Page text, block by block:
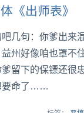
《出师表》
几句：你爹出来
州好像咱也罩不
留下的保镖还很
要命了……